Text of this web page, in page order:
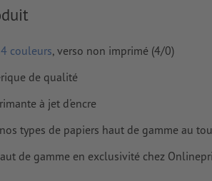
4 couleurs, verso non imprimé (4/0)
de qualité
à jet d'encre
types de papiers haut de gamme au
de gamme en exclusivité chez